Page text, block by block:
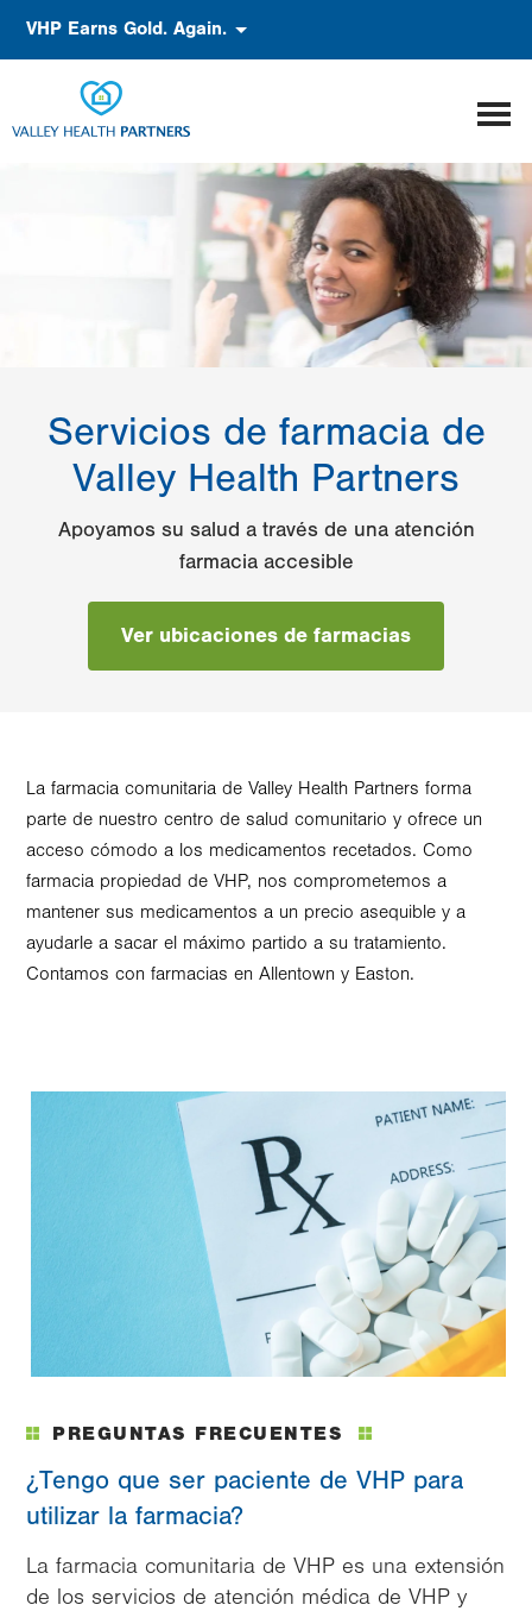
VHP Earns Gold. Again.
Servicios de farmacia de
Valley Health Partners
Apoyamos su salud a través de una atención
farmacia accesible
Ver ubicaciones de farmacias
La farmacia comunitaria de Valley Health Partners forma
parte de nuestro centro de salud comunitario y ofrece un
acceso cómodo a los medicamentos recetados. Como
farmacia propiedad de VHP, nos comprometemos a
mantener sus medicamentos a un precio asequible y a
ayudarle a sacar el máximo partido a su tratamiento.
Contamos con farmacias en Allentown y Easton.
PREGUNTAS FRECUENTES
¿Tengo que ser paciente de VHP para
utilizar la farmacia?
La farmacia comunitaria de VHP es una extensión
de los servicios de atención médica de VHP y